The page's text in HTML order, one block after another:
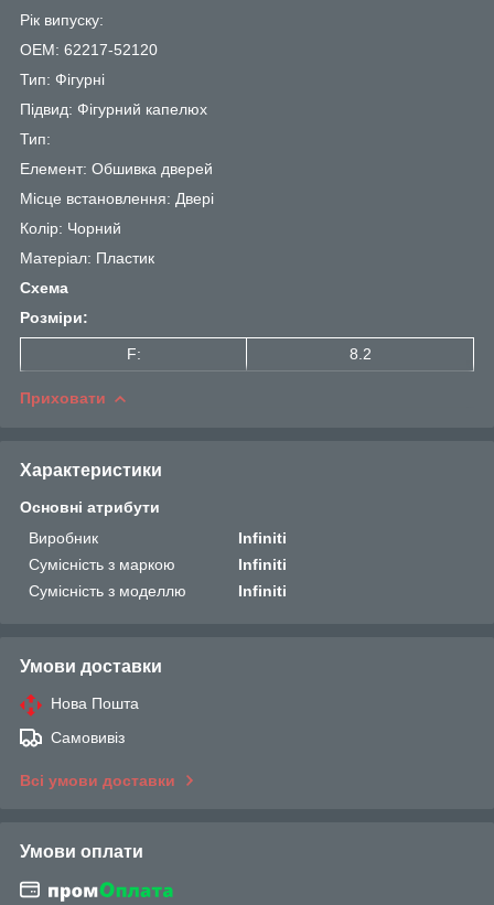
Рік випуску:
OEM: 62217-52120
Тип: Фігурні
Підвид: Фігурний капелюх
Тип:
Елемент: Обшивка дверей
Місце встановлення: Двері
Колір: Чорний
Матеріал: Пластик
Схема
Розміри:
F: 8.2
Приховати
Характеристики
Основні атрибути
Виробник
Infiniti
Сумісність з маркою
Infiniti
Сумісність з моделлю
Infiniti
Умови доставки
Нова Пошта
Самовивіз
Всі умови доставки
Умови оплати